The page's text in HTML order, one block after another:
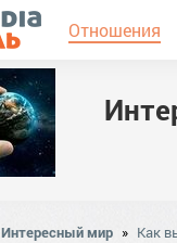
Отношения
Интересный мир » Как